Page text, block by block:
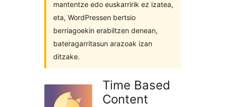
mantentze edo euskarririk ez izatea,
eta, WordPressen bertsio
berriagoekin erabiltzen denean,
bateragarritasun arazoak izan
ditzake.
Time Based
Content